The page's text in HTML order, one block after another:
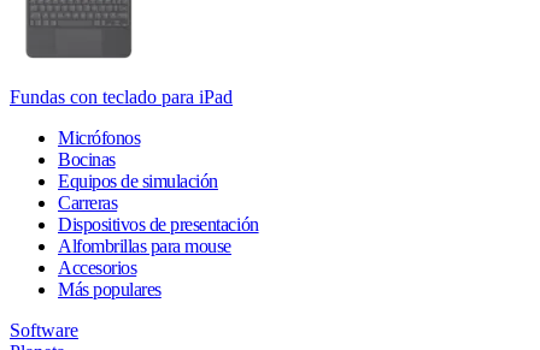
Fundas con teclado para iPad
Micrófonos
Bocinas
Equipos de simulación
Carreras
Dispositivos de presentación
Alfombrillas para mouse
Accesorios
Más populares
Software